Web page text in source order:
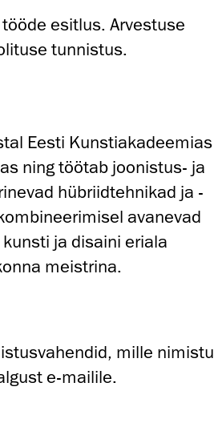
esitlus. Arvestuse
tunnistus.
Eesti Kunstiakadeemias
ning töötab joonistus- ja
hübriidtehnikad ja -
avanevad
ja disaini eriala
meistrina.
mille nimistu
e-mailile.